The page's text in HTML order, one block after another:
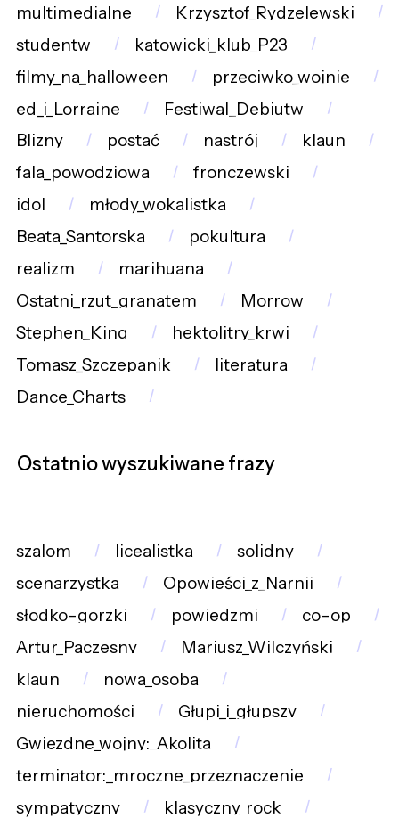
multimedialne
Krzysztof_Rydzelewski
studentw
katowicki_klub_P23
filmy_na_halloween
przeciwko_wojnie
ed_i_Lorraine
Festiwal_Debiutw
Blizny
postać nastrój
klaun
fala_powodziowa
fronczewski
idol
młody_wokalistka
Beata_Santorska
pokultura
realizm
marihuana
Ostatni_rzut_granatem
Morrow
Stephen_King
hektolitry_krwi
Tomasz_Szczepanik
literatura
Dance_Charts
Ostatnio wyszukiwane frazy
szalom licealistka
solidny
scenarzystka
Opowieści_z_Narnii
słodko-gorzki
powiedzmi
co-op
Artur_Paczesny
Mariusz_Wilczyński
klaun
nowa_osoba
nieruchomości
Głupi_i_głupszy
Gwiezdne_wojny:_Akolita
terminator:_mroczne_przeznaczenie
sympatyczny
klasyczny_rock